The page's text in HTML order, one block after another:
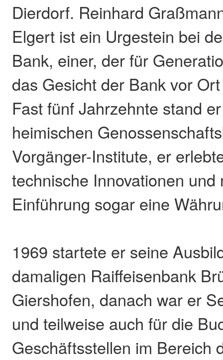
Dierdorf. Reinhard
Elgert ist ein Urgestein bei
Bank, einer, der für
das Gesicht der Bank vor
Fast fünf Jahrzehnte stand
heimischen
Vorgänger-Institute, er
technische Innovationen
Einführung sogar eine
1969 startete er seine
damaligen Raiffeisenbank
Giershofen, danach war er
und teilweise auch für die
Geschäftsstellen im Bereich